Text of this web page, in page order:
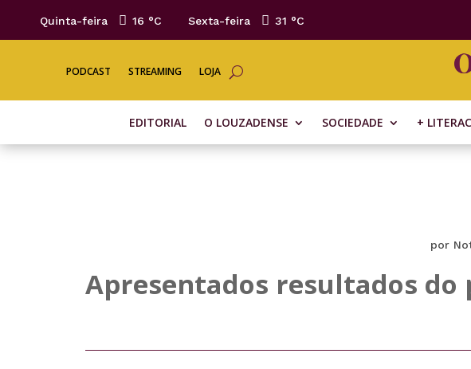
Quinta-feira 16 °C Sexta-feira 31 °C
PODCAST STREAMING LOJA
EDITORIAL O LOUZADENSE SOCIEDADE +
por
Apresentados resultados do